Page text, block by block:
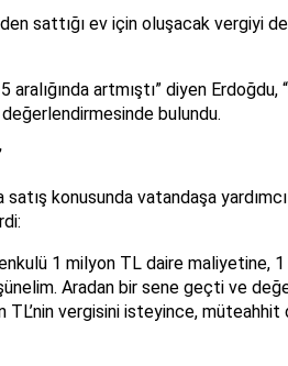
sattığı ev için oluşacak vergiyi
artmıştı” diyen Erdoğdu,
bulundu.
konusunda vatandaşa
1 milyon TL daire maliyetine,
Aradan bir sene geçti ve
vergisini isteyince, müteahhit